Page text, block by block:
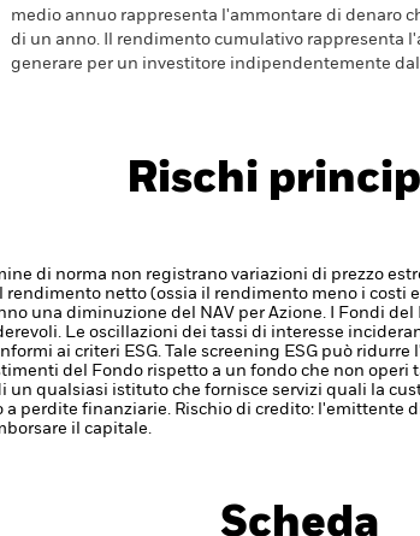
medio annuo rappresenta l'ammontare di denaro
di un anno. Il rendimento cumulativo rappresenta
generare per un investitore indipendentemente
Rischi
di norma non registrano variazioni di prezzo
rendimento netto (ossia il rendimento meno i costi
una diminuzione del NAV per Azione.
I Fondi
Le oscillazioni dei tassi di interesse
ai criteri ESG. Tale screening ESG può
del Fondo rispetto a un fondo che non operi
un qualsiasi istituto che fornisce servizi quali la
a perdite finanziarie. Rischio di credito: l'emittente
il capitale.
Scheda